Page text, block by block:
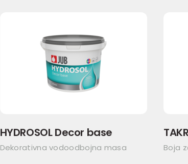
HYDROSOL Decor base
Dekorativna vodoodbojna masa Boja